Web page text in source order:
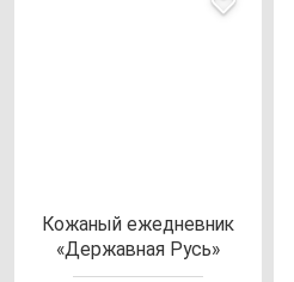
Кожа­ный ежед­нев­ник
«Дер­жав­ная Русь»